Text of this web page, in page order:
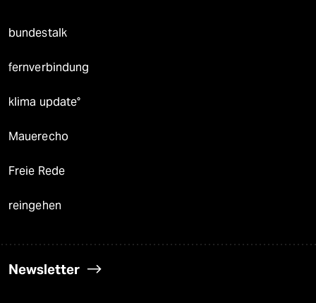
bundestalk
fernverbindung
klima update°
Mauerecho
Freie Rede
reingehen
Newsletter